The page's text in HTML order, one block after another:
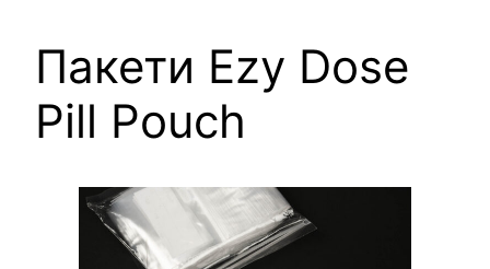
Пакети Ezy Dose
Pill Pouch